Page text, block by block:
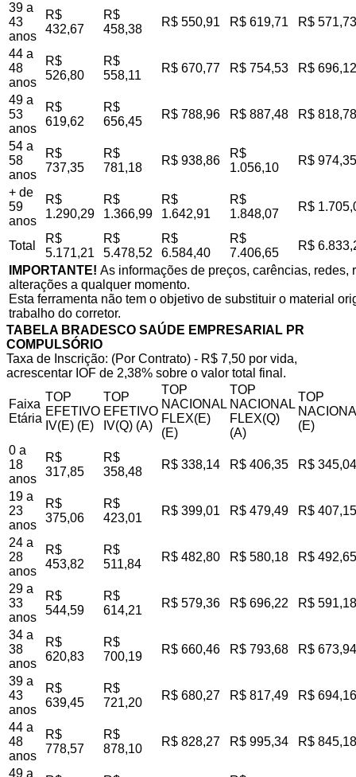
39 a
43
anos
R$
432,67
R$
458,38
R$ 550,91 R$ 619,71 R$ 571,73
44 a
48
anos
R$
526,80
R$
558,11
R$ 670,77 R$ 754,53 R$ 696,12
49 a
53
anos
R$
619,62
R$
656,45
R$ 788,96 R$ 887,48 R$ 818,78
54 a
58
anos
R$
737,35
R$
781,18
R$ 938,86
R$
1.056,10
R$ 974,35
+ de
59
anos
R$
1.290,29
R$
1.366,99
R$
1.642,91
R$
1.848,07
R$
Total
R$
5.171,21
R$
5.478,52
R$
6.584,40
R$
7.406,65
R$
IMPORTANTE! As informações de preços, carências,
alterações a qualquer momento.
Esta ferramenta não tem o objetivo de substituir o material
trabalho do corretor.
TABELA BRADESCO SAÚDE EMPRESARIAL PR
COMPULSÓRIO
Taxa de Inscrição: (Por Contrato) - R$ 7,50 por vida,
acrescentar IOF de 2,38% sobre o valor total final.
Faixa
Etária
TOP
EFETIVO
IV(E) (E)
TOP
EFETIVO
IV(Q) (A)
TOP
NACIONAL
FLEX(E)
(E)
TOP
NACIONAL
FLEX(Q)
(A)
TOP
(E)
0 a
18
anos
R$
317,85
R$
358,48
R$ 338,14 R$ 406,35 R$ 345,04
19 a
23
anos
R$
375,06
R$
423,01
R$ 399,01 R$ 479,49 R$ 407,15
24 a
28
anos
R$
453,82
R$
511,84
R$ 482,80 R$ 580,18 R$ 492,65
29 a
33
anos
R$
544,59
R$
614,21
R$ 579,36 R$ 696,22 R$ 591,18
34 a
38
anos
R$
620,83
R$
700,19
R$ 660,46 R$ 793,68 R$ 673,94
39 a
43
anos
R$
639,45
R$
721,20
R$ 680,27 R$ 817,49 R$ 694,16
44 a
48
anos
R$
778,57
R$
878,10
R$ 828,27 R$ 995,34 R$ 845,18
49 a